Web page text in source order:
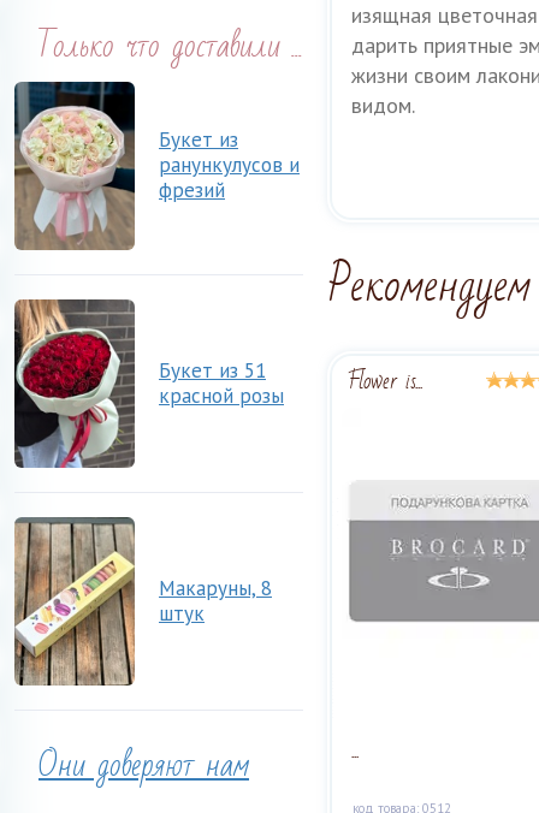
Только что доставили ...
Букет из
ранункулусов и
фрезий
Букет из 51
красной розы
Макаруны, 8
штук
Они доверяют нам
изящная
дарить приятные
жизни своим
видом.
Flower is...
...
код товара: 0512